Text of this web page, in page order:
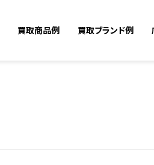
買取商品例 買取ブランド例